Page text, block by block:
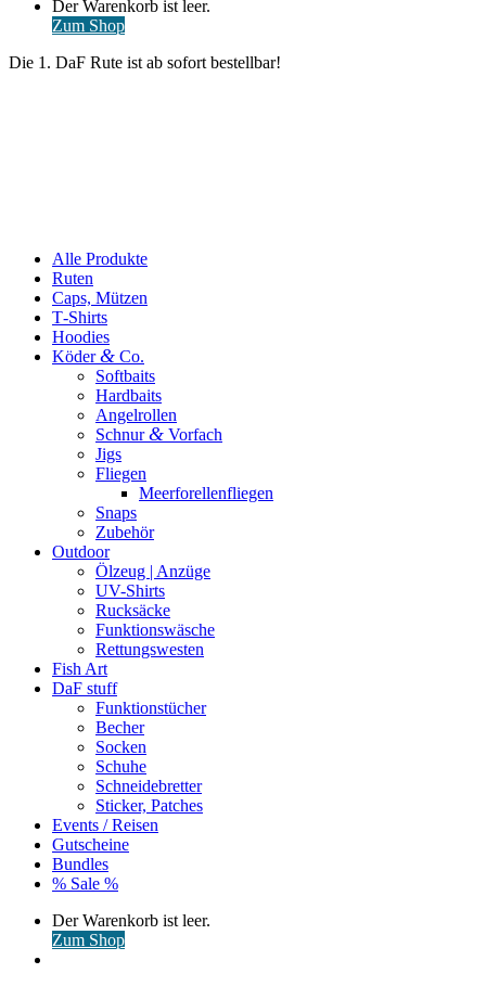
Warenkorb
ansehen
Der Warenkorb ist leer.
Zum Shop
Die 1. DaF Rute ist ab sofort bestellbar!
Alle Produkte
Ruten
Caps, Mützen
T‑Shirts
Hoodies
Köder& Co.
Softbaits
Hardbaits
Angelrollen
Schnur& Vorfach
Jigs
Fliegen
Meerforellenfliegen
Snaps
Zubehör
Outdoor
Ölzeug | Anzüge
UV-Shirts
Rucksäcke
Funktionswäsche
Rettungswesten
Fish Art
DaF stuff
Funktionstücher
Becher
Socken
Schuhe
Schneidebretter
Sticker, Patches
Events / Reisen
Gutscheine
Bundles
% Sale %
Warenkorb
ansehen
Der Warenkorb ist leer.
Zum Shop